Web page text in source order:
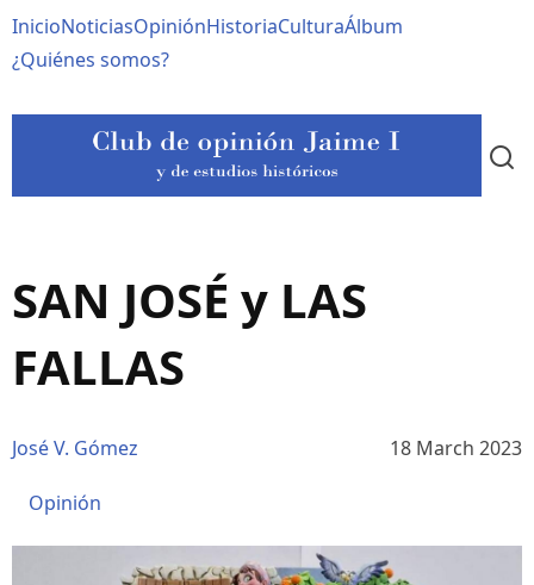
al
contenido
Navegación
principal
InicioNoticiasOpiniónHistoriaCulturaÁlbum
¿Quiénes somos?
SAN JOSÉ y LAS
FALLAS
José V. Gómez 18 March 2023
Opinión